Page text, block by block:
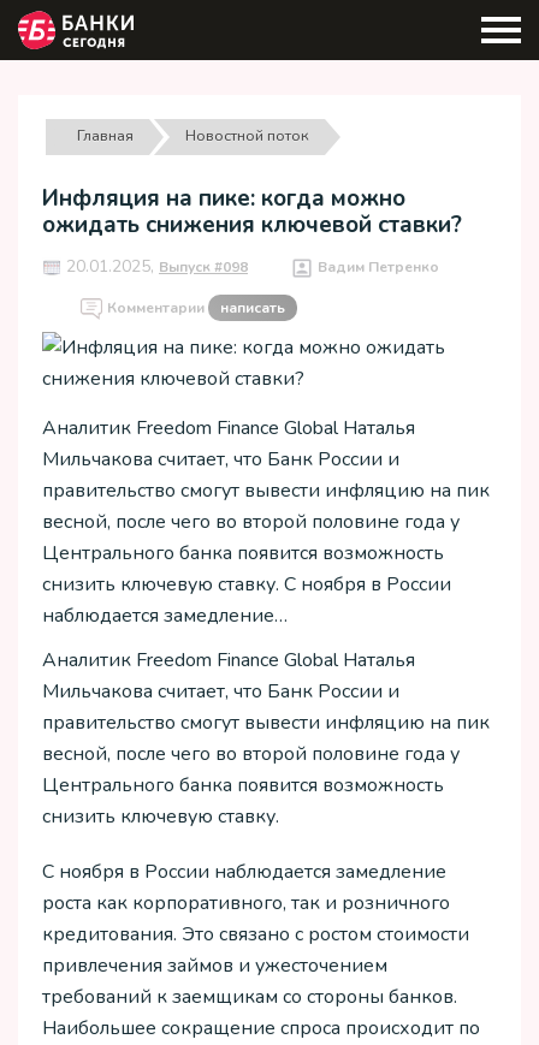
Главная Новостной поток
Инфляция на пике: когда можно
ожидать снижения ключевой ставки?
20.01.2025, Выпуск #098 Вадим Петренко
Комментарии написать
Аналитик Freedom Finance Global Наталья
Мильчакова считает, что Банк России и
правительство смогут вывести инфляцию на пик
весной, после чего во второй половине года у
Центрального банка появится возможность
снизить ключевую ставку. С ноября в России
наблюдается замедление…
Аналитик Freedom Finance Global Наталья
Мильчакова считает, что Банк России и
правительство смогут вывести инфляцию на пик
весной, после чего во второй половине года у
Центрального банка появится возможность
снизить ключевую ставку.
С ноября в России наблюдается замедление
роста как корпоративного, так и розничного
кредитования. Это связано с ростом стоимости
привлечения займов и ужесточением
требований к заемщикам со стороны банков.
Наибольшее сокращение спроса происходит по